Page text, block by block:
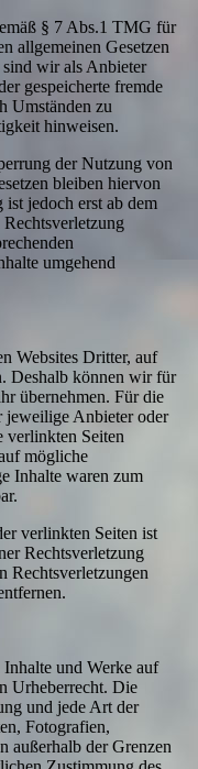
§ 7 Abs.1 TMG für
allgemeinen Gesetzen
wir als Anbieter
gespeicherte fremde
Umständen zu
hinweisen.
der Nutzung von
bleiben hiervon
jedoch erst ab dem
umgehend
Websites Dritter, auf
Deshalb können wir für
übernehmen. Für die
jeweilige Anbieter oder
verlinkten Seiten
mögliche
Inhalte waren zum
verlinkten Seiten ist
Rechtsverletzung
Rechtsverletzungen
und Werke auf
Urheberrecht. Die
und jede Art der
Fotografien,
außerhalb der Grenzen